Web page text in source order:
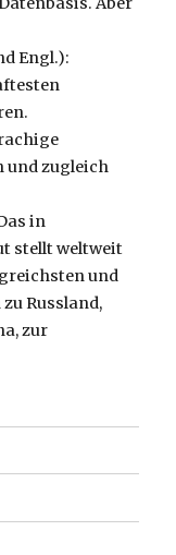
Engl.):
und zugleich
in
stellt weltweit
und
Russland,
zur